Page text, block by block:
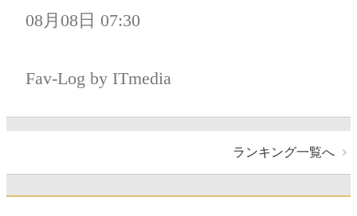
08月08日 07:30
Fav-Log by ITmedia
ランキング一覧へ